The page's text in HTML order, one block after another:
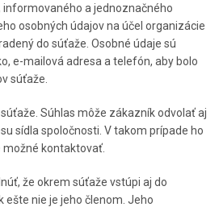
a jednoznačného
osobných údajov na účel organizácie
do súťaže. Osobné údaje sú
e-mailová adresa a telefón, aby bolo
súťaže.
Súhlas môže zákazník odvolať aj
sídla spoločnosti. V takom prípade ho
možné kontaktovať.
že okrem súťaže vstúpi aj do
ešte nie je jeho členom. Jeho